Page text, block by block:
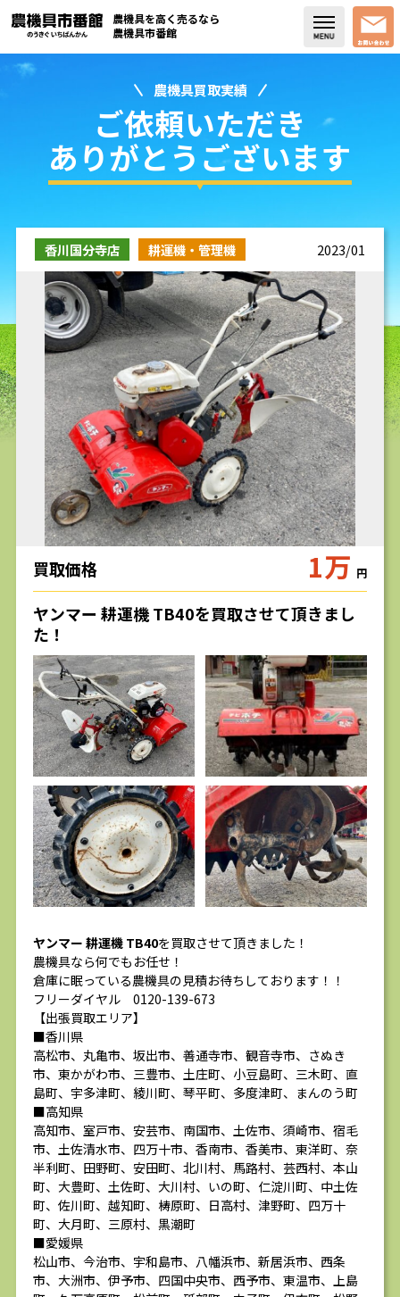
買取実績
コラム・スタッフブログ
取り扱い商品
販売中の農機具
よく頂く質問
お問い合わせ
求人
農機具を高く売るなら
農機具市番館
農機具買取実績
ご依頼いただき
ありがとうございます
香川国分寺店 耕運機・管理機 2023/01
買取価格 1万 円
ヤンマー 耕運機 TB40を買取させて頂きまし
た！
ヤンマー 耕運機 TB40を買取させて頂きました！
農機具なら何でもお任せ！
倉庫に眠っている農機具の見積お待ちしております！！
フリーダイヤル 0120-139-673
【出張買取エリア】
■香川県
高松市、丸亀市、坂出市、善通寺市、観音寺市、さぬき
市、東かがわ市、三豊市、土庄町、小豆島町、三木町、直
島町、宇多津町、綾川町、琴平町、多度津町、まんのう町
■高知県
高知市、室戸市、安芸市、南国市、土佐市、須崎市、宿毛
市、土佐清水市、四万十市、香南市、香美市、東洋町、奈
半利町、田野町、安田町、北川村、馬路村、芸西村、本山
町、大豊町、土佐町、大川村、いの町、仁淀川町、中土佐
町、佐川町、越知町、梼原町、日高村、津野町、四万十
町、大月町、三原村、黒潮町
■愛媛県
松山市、今治市、宇和島市、八幡浜市、新居浜市、西条
市、大洲市、伊予市、四国中央市、西予市、東温市、上島